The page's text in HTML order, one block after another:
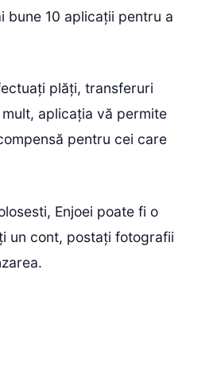
bune 10 aplicații pentru a
plăți, transferuri
aplicația vă permite
pentru cei care
Enjoei poate fi o
un cont, postați fotografii